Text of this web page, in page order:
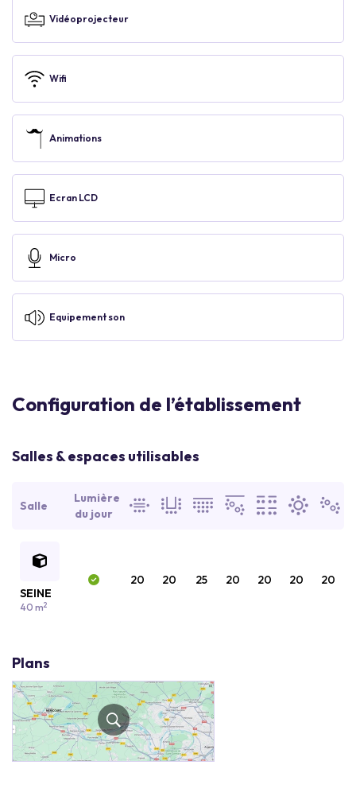
Vidéoprojecteur
Wifi
Animations
Ecran LCD
Micro
Equipement son
Configuration de l’établissement
Salles & espaces utilisables
Salle
Lumière
du jour
SEINE
40 m2
20 20 25 20 20 20 20
Plans